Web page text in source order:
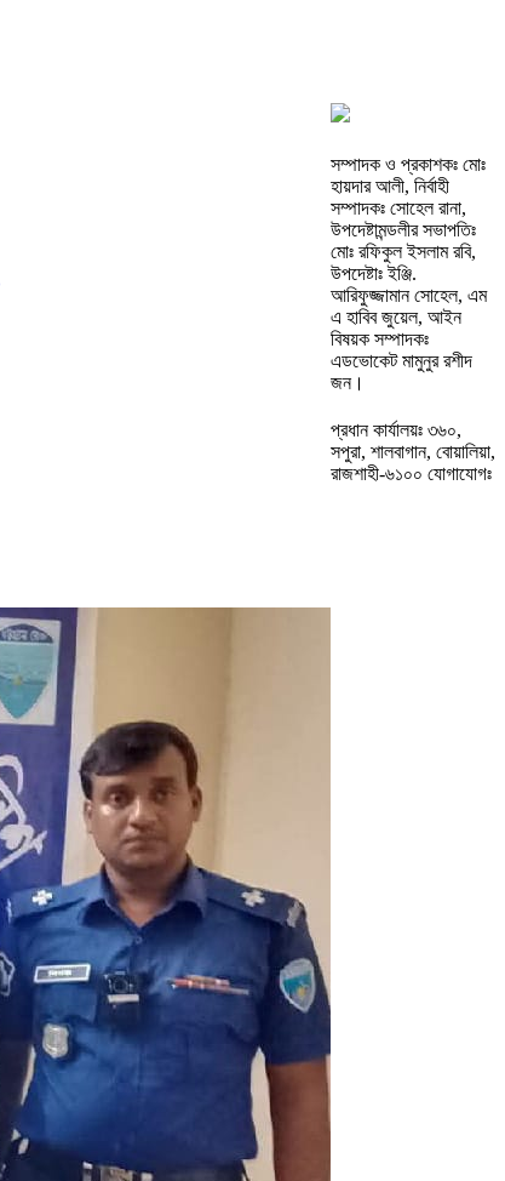
সম্পাদক ও প্রকাশকঃ মোঃ
হায়দার আলী, নির্বাহী
সম্পাদকঃ সোহেল রানা,
উপদেষ্টামন্ডলীর সভাপতিঃ
মোঃ রফিকুল ইসলাম রবি,
উপদেষ্টাঃ ইঞ্জি.
আরিফুজ্জামান সোহেল, এম
এ হাবিব জুয়েল, আইন
বিষয়ক সম্পাদকঃ
এডভোকেট মামুনুর রশীদ
জন।
প্রধান কার্যালয়ঃ ৩৬০,
সপুরা, শালবাগান, বোয়ালিয়া,
রাজশাহী-৬১০০ যোগাযোগঃ